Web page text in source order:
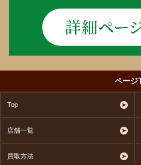
ページ
Top
店舗一覧
買取方法